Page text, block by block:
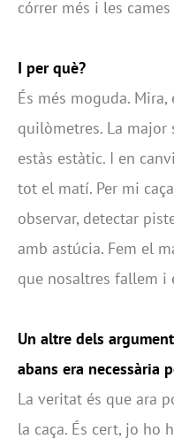
córrer més i les
I per què?
És més moguda.
quilòmetres. La major
estàs estàtic. I en
tot el matí. Per mi
observar, detectar
amb astúcia. Fem el
que nosaltres fallem i
Un altre dels
abans era necessària
La veritat és que ara
la caça. És cert, jo ho